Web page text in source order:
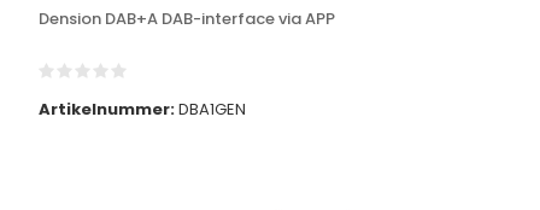
Dension DAB+A DAB-interface via APP
Artikelnummer:DBA1GEN